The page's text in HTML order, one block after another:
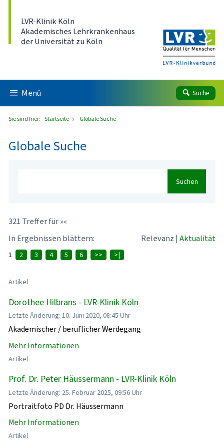
LVR-Klinik Köln
Akademisches Lehrkrankenhaus
der Universität zu Köln
Menü Suche
Sie sind hier: Startseite Globale Suche
Globale Suche
Suchen
321 Treffer für »«
In Ergebnissen blättern:
Relevanz | Aktualität
1 2 3 4 5 6 >> >|
Artikel
Dorothee Hilbrans - LVR-Klinik Köln
Letzte Änderung: 10. Juni 2020, 08:45 Uhr
Akademischer / beruflicher Werdegang
Mehr Informationen
Artikel
Prof. Dr. Peter Häussermann - LVR-Klinik Köln
Letzte Änderung: 25. Februar 2025, 09:56 Uhr
Portraitfoto PD Dr. Häussermann
Mehr Informationen
Artikel